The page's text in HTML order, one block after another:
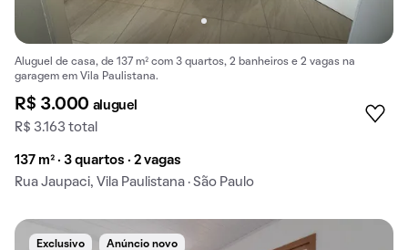
Aluguel de casa, de 137 m² com 3 quartos, 2 banheiros e 2 vagas na
garagem em Vila Paulistana.
R$ 3.000 aluguel
R$ 3.163 total
137 m² · 3 quartos · 2 vagas
Rua Jaupaci, Vila Paulistana · São Paulo
Exclusivo Anúncio novo